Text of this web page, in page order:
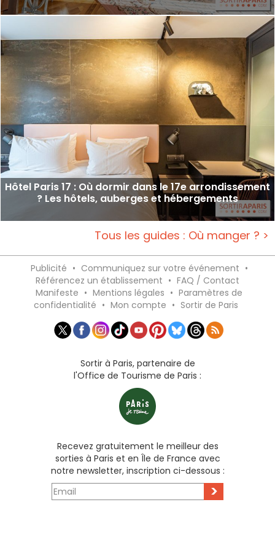
Hôtel Paris 17 : Où dormir dans le 17e arrondissement
? Les hôtels, auberges et hébergements
Tous les guides : Où manger ? >
Publicité • Communiquez sur votre événement •
Référencez un établissement • FAQ / Contact
Manifeste • Mentions légales • Paramètres de
confidentialité • Mon compte • Sortir de Paris
Sortir à Paris, partenaire de
l'Office de Tourisme de Paris :
Recevez gratuitement le meilleur des
sorties à Paris et en Île de France avec
notre newsletter, inscription ci-dessous :
>